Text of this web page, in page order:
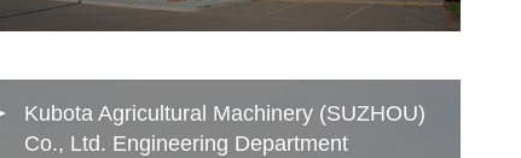
Kubota Agricultural Machinery (SUZHOU)
Co., Ltd. Engineering Department